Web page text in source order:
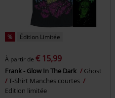
% Édition Limitée
À partir de € 15,99
Frank - Glow In The Dark
Ghost
T-Shirt Manches courtes
Edition limitée